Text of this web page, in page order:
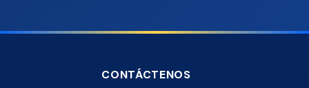
CONTÁCTENOS